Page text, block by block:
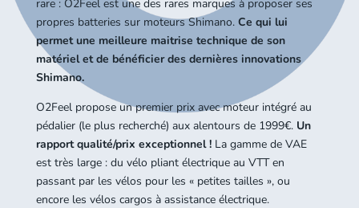
rare : O2Feel est une des rares marques à proposer ses
propres batteries sur moteurs Shimano. Ce qui lui
permet une meilleure maitrise technique de son
matériel et de bénéficier des dernières innovations
Shimano.
O2Feel propose un premier prix avec moteur intégré au
pédalier (le plus recherché) aux alentours de 1999€. Un
rapport qualité/prix exceptionnel ! La gamme de VAE
est très large : du vélo pliant électrique au VTT en
passant par les vélos pour les « petites tailles », ou
encore les vélos cargos à assistance électrique.